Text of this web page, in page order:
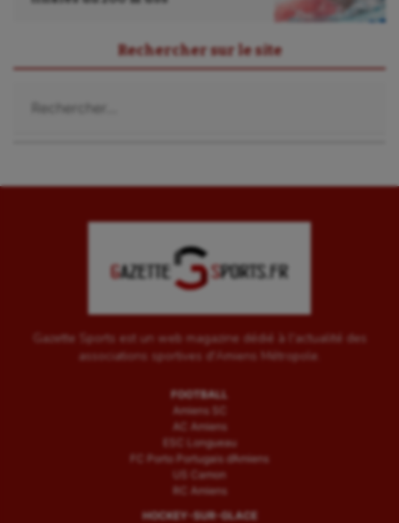
Tir
Wakeboard
Water-polo
Rechercher sur le site
Gazette Sports est un web magazine dédié à l'actualité des
associations sportives d'Amiens Métropole.
FOOTBALL
Amiens SC
AC Amiens
ESC Longueau
FC Porto Portugais d’Amiens
US Camon
RC Amiens
HOCKEY-SUR-GLACE